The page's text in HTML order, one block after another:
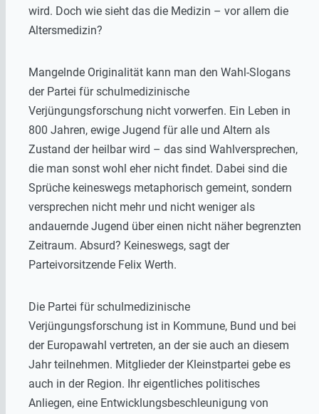
wird. Doch wie sieht das die Medizin – vor allem die
Altersmedizin?
Mangelnde Originalität kann man den Wahl-Slogans
der Partei für schulmedizinische
Verjüngungsforschung nicht vorwerfen. Ein Leben in
800 Jahren, ewige Jugend für alle und Altern als
Zustand der heilbar wird – das sind Wahlversprechen,
die man sonst wohl eher nicht findet. Dabei sind die
Sprüche keineswegs metaphorisch gemeint, sondern
versprechen nicht mehr und nicht weniger als
andauernde Jugend über einen nicht näher begrenzten
Zeitraum. Absurd? Keineswegs, sagt der
Parteivorsitzende Felix Werth.
Die Partei für schulmedizinische
Verjüngungsforschung ist in Kommune, Bund und bei
der Europawahl vertreten, an der sie auch an diesem
Jahr teilnehmen. Mitglieder der Kleinstpartei gebe es
auch in der Region. Ihr eigentliches politisches
Anliegen, eine Entwicklungsbeschleunigung von